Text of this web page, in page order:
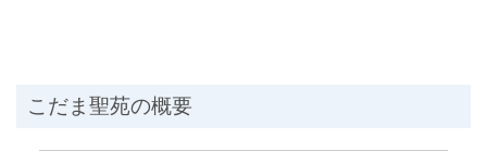
こだま聖苑の概要